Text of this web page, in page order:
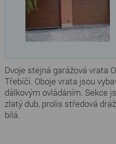
Dvoje stejná garážová vrata
Třebíči. Oboje vrata jsou
dálkovým ovládáním. Sekce
zlatý dub, prolis středová
bílá.